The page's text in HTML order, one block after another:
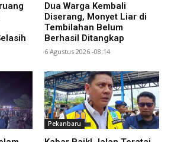
Dua Warga Kembali
Diserang, Monyet Liar di
Tembilahan Belum
Berhasil Ditangkap
6 Agustus 2026 -08:14
Pekanbaru